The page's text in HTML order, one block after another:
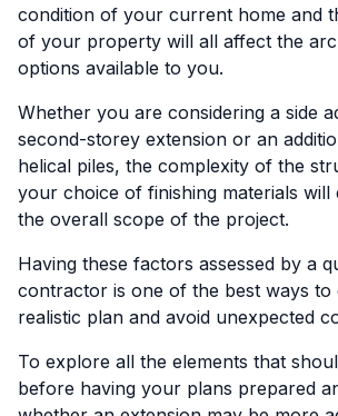
condition of your current home and
of your property will all affect the
options available to you.
Whether you are considering a side
second-storey extension or an
helical piles, the complexity of the
your choice of finishing materials will
the overall scope of the project.
Having these factors assessed by a
contractor is one of the best ways to
realistic plan and avoid unexpected
To explore all the elements that
before having your plans prepared